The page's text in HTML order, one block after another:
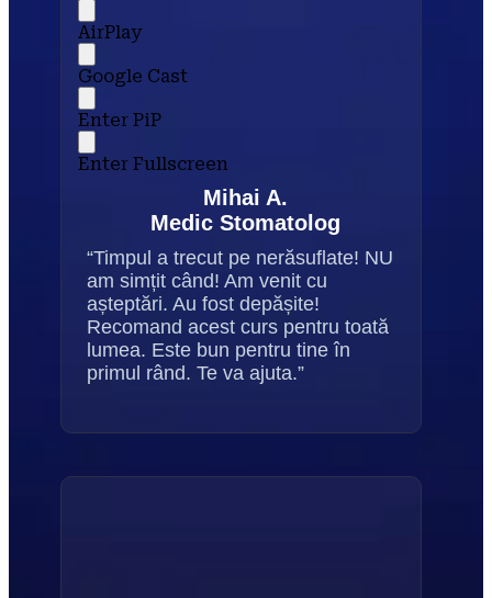
“Timpul a trecut pe nerăsuflate! NU
am simțit când! Am venit cu
așteptări. Au fost depășite!
Recomand acest curs pentru toată
lumea. Este bun pentru tine în
primul rând. Te va ajuta.”
Mihai A.
Medic Stomatolog
AirPlay
Google Cast
Enter PiP
Enter Fullscreen